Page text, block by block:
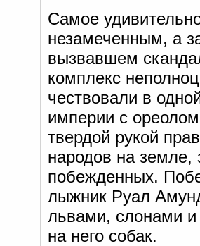
Самое
незамеченным, а
вызвавшем
комплекс
чествовали в
империи с
твердой рукой
народов на земле,
побежденных.
лыжник Руал
львами, слонами и
на него собак.